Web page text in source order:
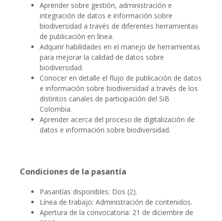
Aprender sobre gestión, administración e
integración de datos e información sobre
biodiversidad a través de diferentes herramientas
de publicación en línea.
Adquirir habilidades en el manejo de herramientas
para mejorar la calidad de datos sobre
biodiversidad.
Conocer en detalle el flujo de publicación de datos
e información sobre biodiversidad a través de los
distintos canales de participación del SiB
Colombia.
Aprender acerca del proceso de digitalización de
datos e información sobre biodiversidad.
Condiciones de la pasantía
Pasantías disponibles: Dos (2).
Línea de trabajo: Administración de contenidos.
Apertura de la convocatoria: 21 de diciembre de